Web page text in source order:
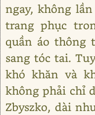
ngay, không
trang phục
quần áo thông
sang tóc tai.
khó khăn và
không phải chỉ
Zbyszko, dài